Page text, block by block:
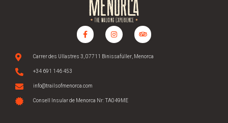
Carrer des Ullastres 3, 07711 Binissafúller, Menorca
+34 691 146 453
info@trailsofmenorca.com
Consell Insular de Menorca Nr: TA049ME